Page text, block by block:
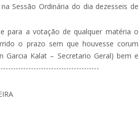
Sessão Ordinária do dia dezesseis de
para a votação de qualquer matéria o
o prazo sem que houvesse corum
Kalat – Secretario Geral) bem e